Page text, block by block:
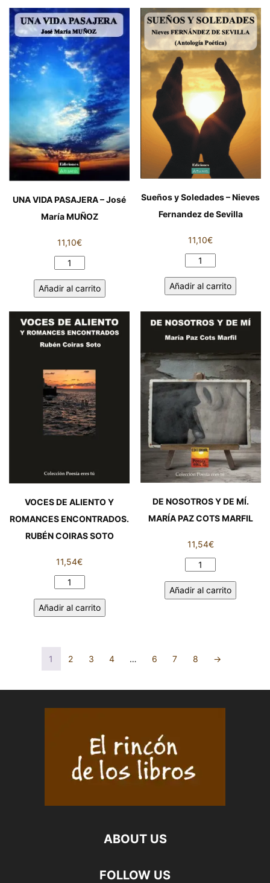
cantidad
VER
LA
LUNA
Pablo
MÉNDEZ
cantidad
UNA VIDA PASAJERA – José
María MUÑOZ
11,10€
UNA
PASAJERA
José
María
MUÑOZ
Añadir al carrito
Sueños y Soledades – Nieves
Fernandez de Sevilla
11,10€
Sueños
Soledades
Nieves
Sevilla
cantidad
Añadir al carrito
VOCES DE ALIENTO Y
ROMANCES ENCONTRADOS.
RUBÉN COIRAS SOTO
11,54€
VOCES
ALIENTO
ENCONTRADOS.
RUBÉN
Añadir al carrito
DE NOSOTROS Y DE MÍ.
MARÍA PAZ COTS MARFIL
11,54€
Y
COTS
Añadir al carrito
1 2 3 4 … 6 7 8 →
ABOUT US
FOLLOW US